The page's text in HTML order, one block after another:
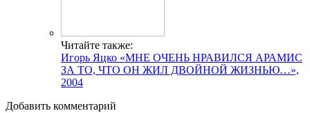
Читайте также:
Игорь Яцко «МНЕ ОЧЕНЬ НРАВИЛСЯ АРАМИС
ЗА ТО, ЧТО ОН ЖИЛ ДВОЙНОЙ ЖИЗНЬЮ…»,
2004
Добавить комментарий